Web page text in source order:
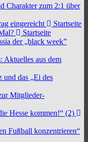
Charakter zum 2:1 über
eingereicht
Startseite
Startseite
der „black week”
Aktuelles aus dem
und das „Ei des
Mitglieder-
Hesse kommen!“ (2)
Fußball konzentrieren“